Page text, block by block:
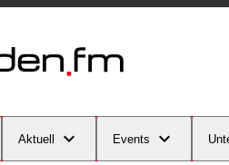
Aktuell Events